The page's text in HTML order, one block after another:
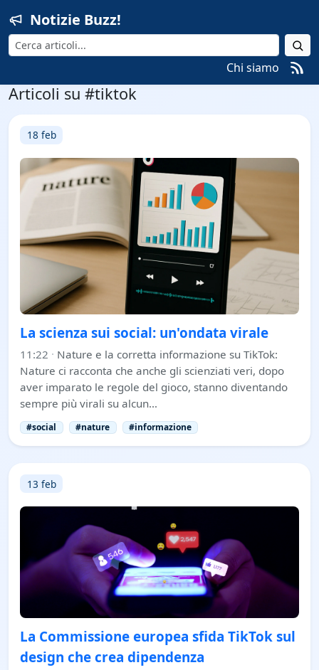
Notizie Buzz!
Cerca
Chi siamo
Articoli su #tiktok
18 feb
La scienza sui social: un'ondata virale
11:22 · Nature e la corretta informazione su TikTok:
Nature ci racconta che anche gli scienziati veri, dopo
aver imparato le regole del gioco, stanno diventando
sempre più virali su alcun…
#social #nature #informazione
13 feb
La Commissione europea sfida TikTok sul
design che crea dipendenza